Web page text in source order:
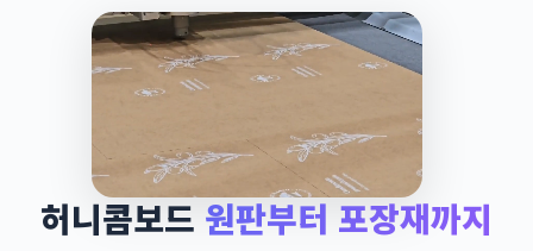
허니콤보드 원판부터 포장재까지